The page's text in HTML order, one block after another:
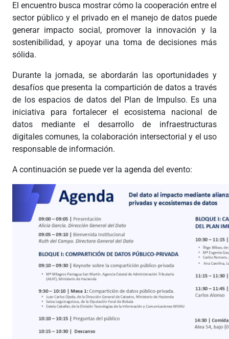
El encuentro busca mostrar cómo la cooperación entre el
sector público y el privado en el manejo de datos puede
generar impacto social, promover la innovación y la
sostenibilidad, y apoyar una toma de decisiones más
sólida.
Durante la jornada, se abordarán las oportunidades y
desafíos que presenta la compartición de datos a través
de los espacios de datos del Plan de Impulso. Es una
iniciativa para fortalecer el ecosistema nacional de
datos mediante el desarrollo de infraestructuras
digitales comunes, la colaboración intersectorial y el uso
responsable de información.
A continuación se puede ver la agenda del evento: